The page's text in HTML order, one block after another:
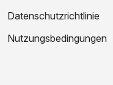
Datenschutzrichtlinie
Nutzungsbedingungen